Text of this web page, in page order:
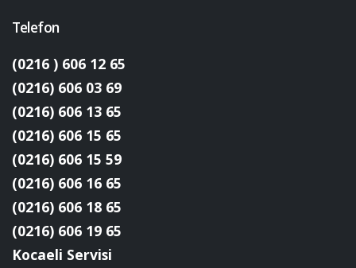
Telefon
(0216 ) 606 12 65
(0216) 606 03 69
(0216) 606 13 65
(0216) 606 15 65
(0216) 606 15 59
(0216) 606 16 65
(0216) 606 18 65
(0216) 606 19 65
Kocaeli Servisi